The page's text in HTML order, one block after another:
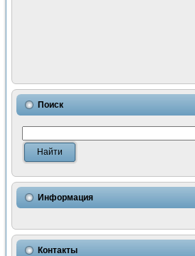
Поиск
Информация
Контакты